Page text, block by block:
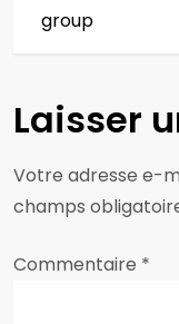
g
a
t
i
group
Laisser
Votre adresse e-
champs
Commentaire *